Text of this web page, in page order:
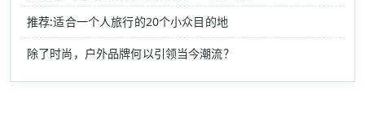
推荐:适合一个人旅行的20个小众目的地
除了时尚，户外品牌何以引领当今潮流？